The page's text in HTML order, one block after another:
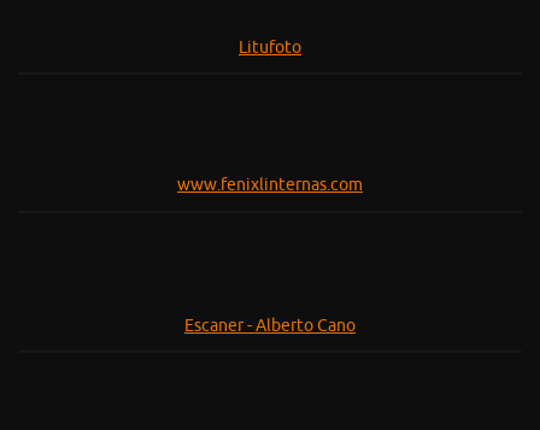
Litufoto
www.fenixlinternas.com
Escaner - Alberto Cano